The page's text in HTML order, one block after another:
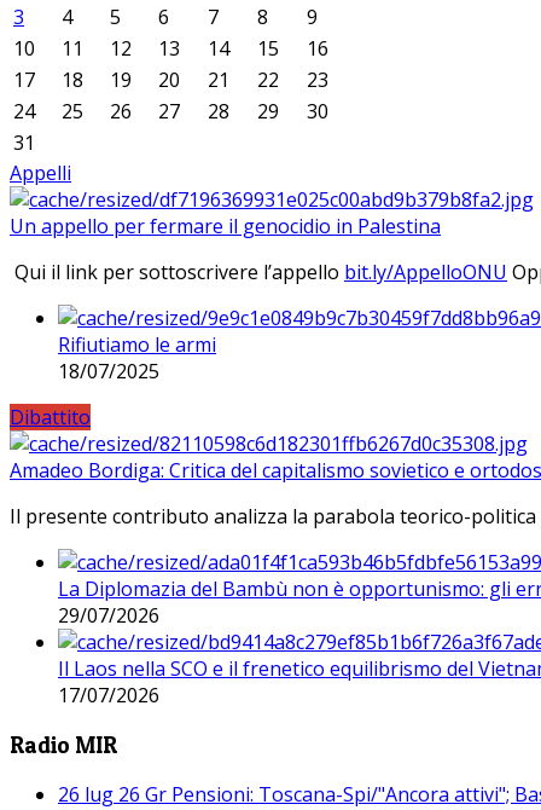
3
4 5 6 7 8
9
10
11 12 13 14 15
16
17
18 19 20 21 22
23
24
25 26 27 28 29
30
31
Appelli
Un appello per fermare il genocidio in Palestina
Qui il link per sottoscrivere l’appello bit.ly/AppelloONU
Rifiutiamo le armi
18/07/2025
Dibattito
Amadeo Bordiga: Critica del capitalismo sovietico e
Il presente contributo analizza la parabola teorico-
La Diplomazia del Bambù non è opportunismo: gli
29/07/2026
Il Laos nella SCO e il frenetico equilibrismo del
17/07/2026
Radio MIR
26 lug 26 Gr Pensioni: Toscana-Spi/"Ancora attivi";